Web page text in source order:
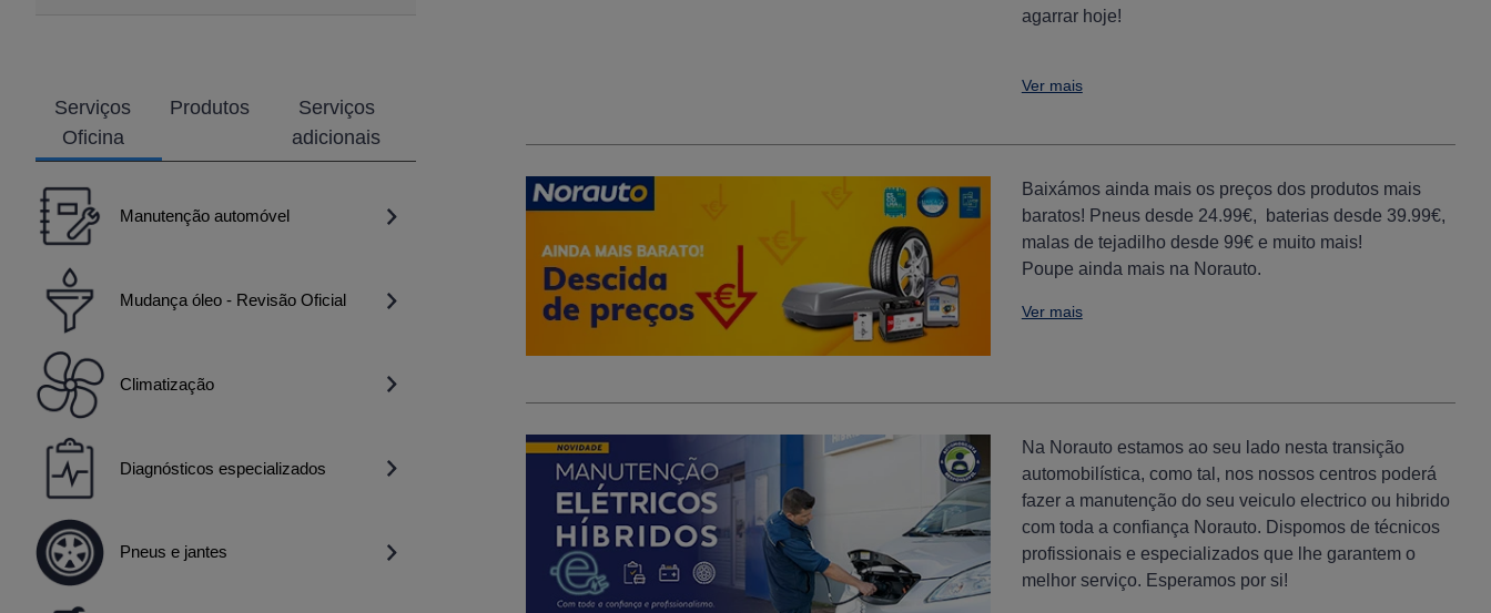
Serviços
Oficina
Produtos
Serviços
adicionais
Manutenção automóvel
Mudança óleo - Revisão Oficial
Climatização
Diagnósticos especializados
Pneus e jantes
agarrar hoje!
Ver mais
Baixámos ainda mais os preços dos produtos mais
baratos! Pneus desde 24.99€, baterias desde 39.99€,
malas de tejadilho desde 99€ e muito mais!
Poupe ainda mais na Norauto.
Ver mais
Na Norauto estamos ao seu lado nesta transição
automobilística, como tal, nos nossos centros poderá
fazer a manutenção do seu veiculo electrico ou hibrido
com toda a confiança Norauto. Dispomos de técnicos
profissionais e especializados que lhe garantem o
melhor serviço. Esperamos por si!